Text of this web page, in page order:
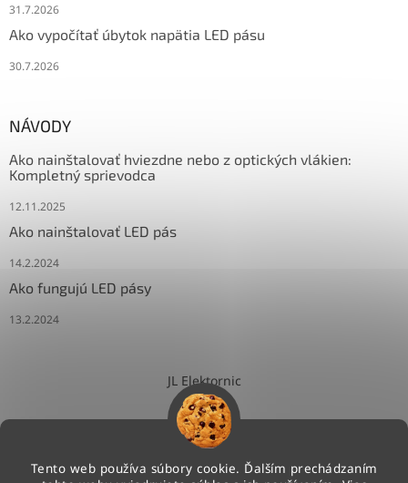
Tento web používa súbory cookie. Ďalším prechádzaním
31.7.2026
Ako vypočítať úbytok napätia LED pásu
30.7.2026
NÁVODY
Ako nainštalovať hviezdne nebo z optických vlákien:
Kompletný sprievodca
12.11.2025
Ako nainštalovať LED pás
14.2.2024
Ako fungujú LED pásy
13.2.2024
JL Elektornic